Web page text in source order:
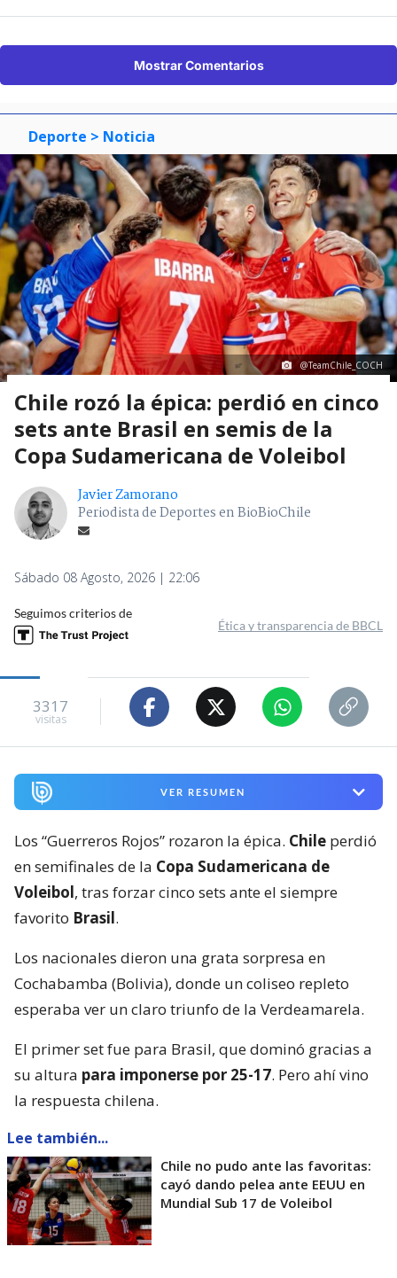
Mostrar Comentarios
Deporte > Noticia
@TeamChile_COCH
Chile rozó la épica: perdió en cinco
sets ante Brasil en semis de la
Copa Sudamericana de Voleibol
Javier Zamorano
Periodista de Deportes en BioBioChile
Sábado 08 Agosto, 2026 | 22:06
Seguimos criterios de
Ética y transparencia de BBCL
3317
visitas
VER RESUMEN
Los “Guerreros Rojos” rozaron la épica. Chile perdió
en semifinales de la Copa Sudamericana de
Voleibol, tras forzar cinco sets ante el siempre
favorito Brasil.
Los nacionales dieron una grata sorpresa en
Cochabamba (Bolivia), donde un coliseo repleto
esperaba ver un claro triunfo de la Verdeamarela.
El primer set fue para Brasil, que dominó gracias a
su altura para imponerse por 25-17. Pero ahí vino
la respuesta chilena.
Lee también...
Chile no pudo ante las favoritas:
cayó dando pelea ante EEUU en
Mundial Sub 17 de Voleibol